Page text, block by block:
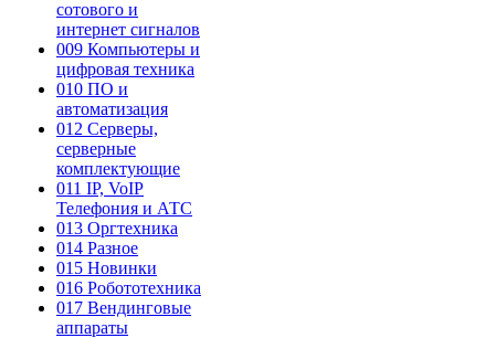
сотового и
интернет сигналов
009 Компьютеры и
цифровая техника
010 ПО и
автоматизация
012 Серверы,
серверные
комплектующие
011 IP, VoIP
Телефония и АТС
013 Оргтехника
014 Разное
015 Новинки
016 Робототехника
017 Вендинговые
аппараты